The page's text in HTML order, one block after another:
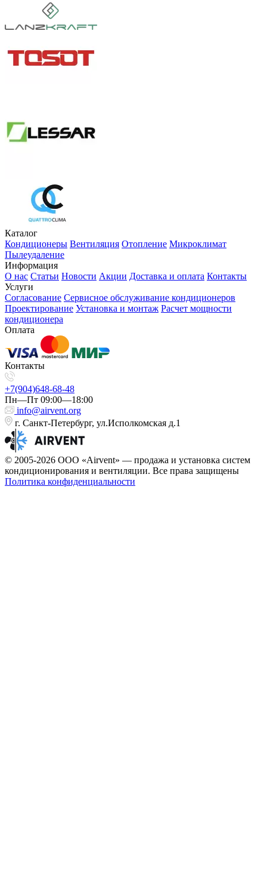
Каталог
Кондиционеры Вентиляция Отопление Микроклимат
Пылеудаление
Информация
О нас Статьи Новости Акции Доставка и оплата Контакты
Услуги
Согласование Сервисное обслуживание кондиционеров
Проектирование Установка и монтаж Расчет мощности
кондиционера
Оплата
Контакты
+7(904)648-68-48
Пн—Пт 09:00—18:00
info@airvent.org
г. Санкт-Петербург, ул.Исполкомская д.1
© 2005-2026 ООО «Airvent» — продажа и установка систем
кондиционирования и вентиляции. Все права защищены
Политика конфиденциальности